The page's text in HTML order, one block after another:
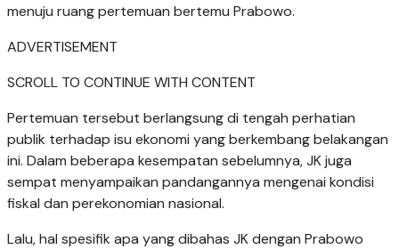
menuju ruang pertemuan bertemu Prabowo.
ADVERTISEMENT
SCROLL TO CONTINUE WITH CONTENT
Pertemuan tersebut berlangsung di tengah perhatian
publik terhadap isu ekonomi yang berkembang belakangan
ini. Dalam beberapa kesempatan sebelumnya, JK juga
sempat menyampaikan pandangannya mengenai kondisi
fiskal dan perekonomian nasional.
Lalu, hal spesifik apa yang dibahas JK dengan Prabowo